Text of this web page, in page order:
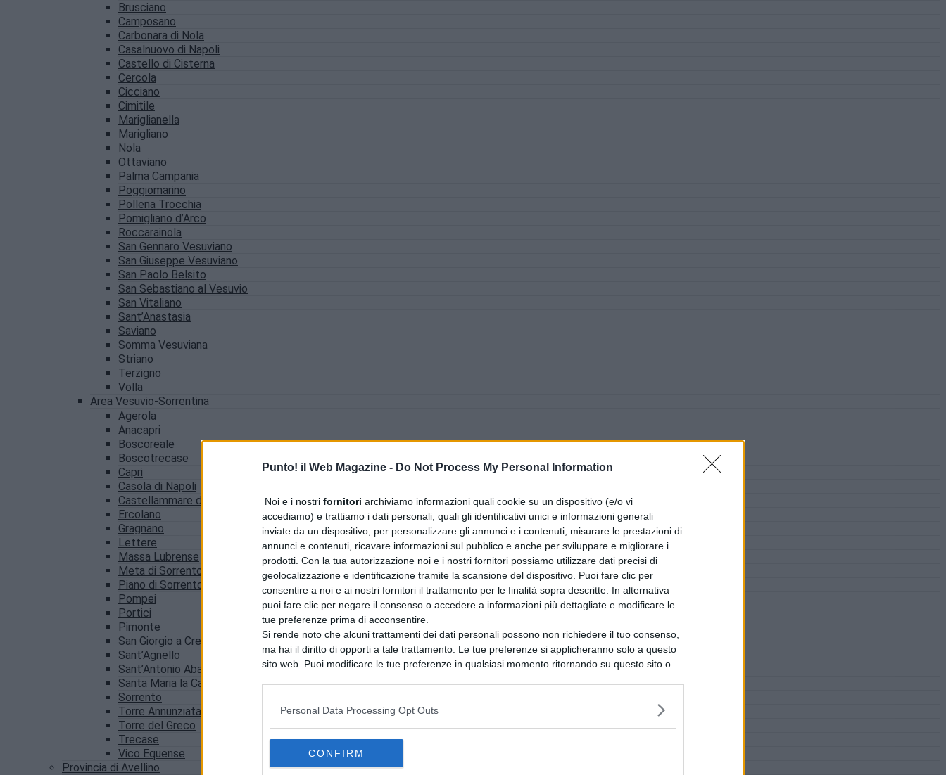
Punto! il Web Magazine - Do Not Process My Personal Information
Noi e i nostri fornitori archiviamo informazioni quali cookie su un dispositivo (e/o vi
accediamo) e trattiamo i dati personali, quali gli identificativi unici e informazioni generali
inviate da un dispositivo, per personalizzare gli annunci e i contenuti, misurare le prestazioni di
annunci e contenuti, ricavare informazioni sul pubblico e anche per sviluppare e migliorare i
prodotti. Con la tua autorizzazione noi e i nostri fornitori possiamo utilizzare dati precisi di
geolocalizzazione e identificazione tramite la scansione del dispositivo. Puoi fare clic per
consentire a noi e ai nostri fornitori il trattamento per le finalità sopra descritte. In alternativa
puoi fare clic per negare il consenso o accedere a informazioni più dettagliate e modificare le
tue preferenze prima di acconsentire.
Si rende noto che alcuni trattamenti dei dati personali possono non richiedere il tuo consenso,
ma hai il diritto di opporti a tale trattamento. Le tue preferenze si applicheranno solo a questo
sito web. Puoi modificare le tue preferenze in qualsiasi momento ritornando su questo sito o
Personal Data Processing Opt Outs
CONFIRM
Brusciano
Camposano
Carbonara di Nola
Casalnuovo di Napoli
Castello di Cisterna
Cercola
Cicciano
Cimitile
Mariglianella
Marigliano
Nola
Ottaviano
Palma Campania
Poggiomarino
Pollena Trocchia
Pomigliano d’Arco
Roccarainola
San Gennaro Vesuviano
San Giuseppe Vesuviano
San Paolo Belsito
San Sebastiano al Vesuvio
San Vitaliano
Sant’Anastasia
Saviano
Somma Vesuviana
Striano
Terzigno
Volla
Area Vesuvio-Sorrentina
Agerola
Anacapri
Boscoreale
Boscotrecase
Capri
Casola di Napoli
Castellammare di Stabia
Ercolano
Gragnano
Lettere
Massa Lubrense
Meta di Sorrento
Piano di Sorrento
Pompei
Portici
Pimonte
San Giorgio a Cremano
Sant’Agnello
Sant’Antonio Abate
Santa Maria la Carità
Sorrento
Torre Annunziata
Torre del Greco
Trecase
Vico Equense
Provincia di Avellino